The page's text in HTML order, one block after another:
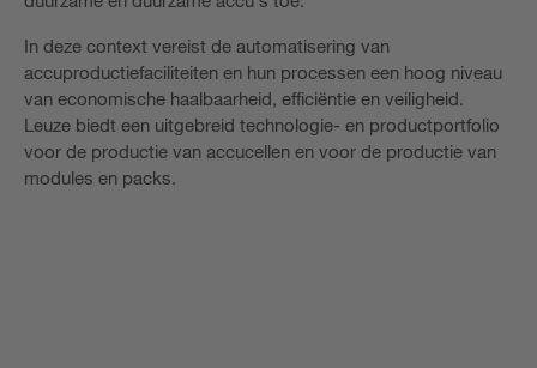
In deze context vereist de automatisering van
accuproductiefaciliteiten en hun processen een hoog niveau
van economische haalbaarheid, efficiëntie en veiligheid.
Leuze biedt een uitgebreid technologie- en productportfolio
voor de productie van accucellen en voor de productie van
modules en packs.